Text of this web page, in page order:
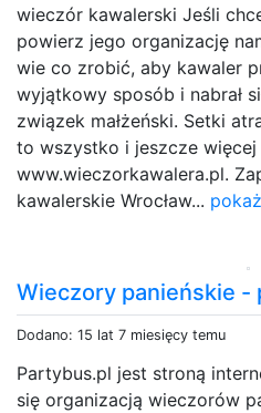
wieczór kawalerski Jeśli
powierz jego organizację
wie co zrobić, aby kawaler
wyjątkowy sposób i nabrał
związek małżeński. Setki
to wszystko i jeszcze więcej
www.wieczorkawalera.pl.
kawalerskie Wrocław...
Wieczory panieńskie -
Dodano: 15 lat 7 miesięcy temu
Partybus.pl jest stroną
się organizacją wieczorów